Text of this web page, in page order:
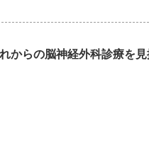
からの脳神経外科診療を